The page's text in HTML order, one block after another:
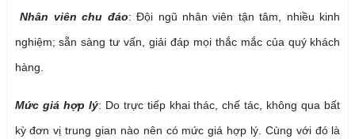
Nhân viên chu đáo: Đội ngũ nhân viên tận tâm, nhiều kinh
nghiệm; sẵn sàng tư vấn, giải đáp mọi thắc mắc của quý khách
hàng.
Mức giá hợp lý: Do trực tiếp khai thác, chế tác, không qua bất
kỳ đơn vị trung gian nào nên có mức giá hợp lý. Cùng với đó là